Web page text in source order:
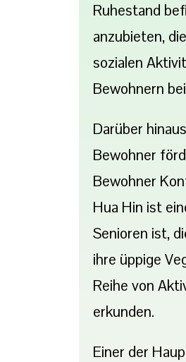
Ruhestand
anzubieten,
sozialen
Bewohnern
Darüber
Bewohner
Bewohner
Hua Hin ist
Senioren ist,
ihre üppige
Reihe von
erkunden.
Einer der